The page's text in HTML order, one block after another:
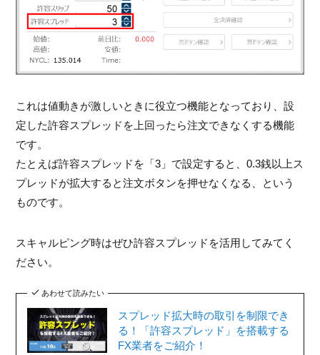
これは値動きが激しいときに役立つ機能となっており、設
定した許容スプレッドを上回ったら注文できなくする機能
です。
たとえば許容スプレッドを「3」で設定すると、0.3銭以上ス
プレッドが拡大すると注文ボタンを押せなくなる、という
ものです。
スキャルピング時はぜひ許容スプレッドを活用してみてく
ださい。
あわせて読みたい
スプレッド拡大時の取引を制限でき
る！「許容スプレッド」を搭載する
FX業者をご紹介！